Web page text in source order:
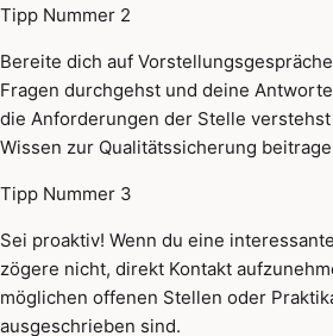
Tipp Nummer 2
Bereite dich auf
Fragen durchgehst und deine
die Anforderungen der Stelle
Wissen zur Qualitätssicherung
Tipp Nummer 3
Sei proaktiv! Wenn du eine
zögere nicht, direkt Kontakt
möglichen offenen Stellen oder
ausgeschrieben sind.